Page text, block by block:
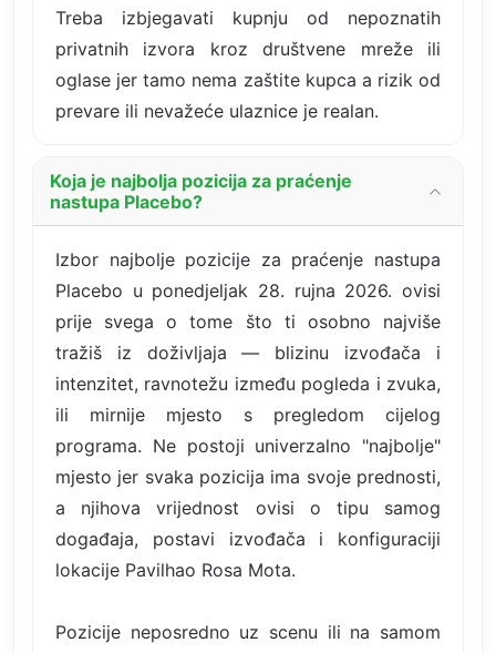
Treba izbjegavati kupnju od nepoznatih
privatnih izvora kroz društvene mreže ili
oglase jer tamo nema zaštite kupca a rizik od
prevare ili nevažeće ulaznice je realan.
Koja je najbolja pozicija za praćenje
nastupa Placebo?
Izbor najbolje pozicije za praćenje nastupa
Placebo u ponedjeljak 28. rujna 2026. ovisi
prije svega o tome što ti osobno najviše
tražiš iz doživljaja — blizinu izvođača i
intenzitet, ravnotežu između pogleda i zvuka,
ili mirnije mjesto s pregledom cijelog
programa. Ne postoji univerzalno "najbolje"
mjesto jer svaka pozicija ima svoje prednosti,
a njihova vrijednost ovisi o tipu samog
događaja, postavi izvođača i konfiguraciji
lokacije Pavilhao Rosa Mota.
Pozicije neposredno uz scenu ili na samom